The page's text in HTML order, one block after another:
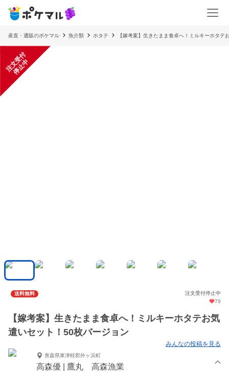
産直・通販のポケマル 魚介類 ホタテ 【嫁考案】生きたまま食卓へ！ミルキーホタテ
注
文
受
付
停
止
中
送料無料
注文受付停止中
79
【嫁考案】生きたまま食卓へ！ミルキーホタテお気
遣いセット！50枚バージョン
みんなの投稿を見る
青森県東津軽郡外ヶ浜町
高森優 | 鷹丸 高森漁業